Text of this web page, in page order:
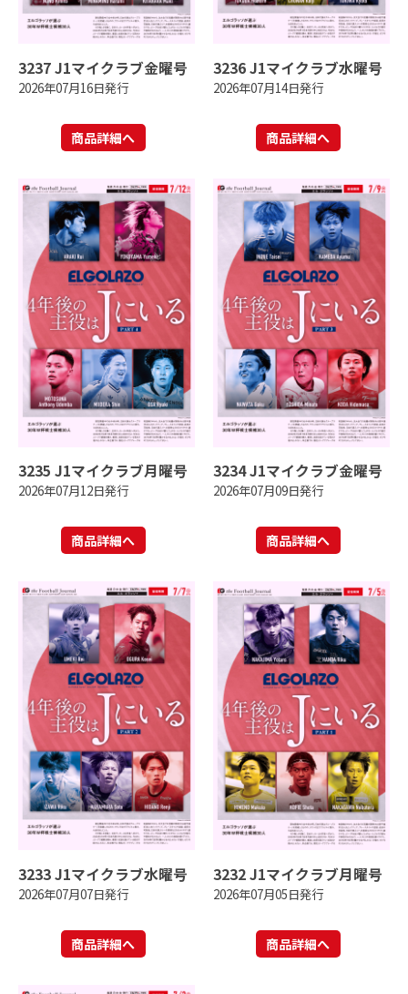
3237 J1マイクラブ金曜号
2026年07月16日発行
商品詳細へ
3236 J1マイクラブ水曜号
2026年07月14日発行
商品詳細へ
3235 J1マイクラブ月曜号
2026年07月12日発行
商品詳細へ
3234 J1マイクラブ金曜号
2026年07月09日発行
商品詳細へ
3233 J1マイクラブ水曜号
2026年07月07日発行
商品詳細へ
3232 J1マイクラブ月曜号
2026年07月05日発行
商品詳細へ